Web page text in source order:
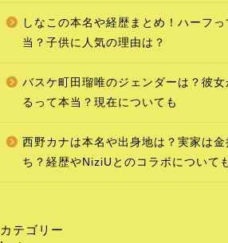
しなこの本名や経歴まとめ！ハーフっ
当？子供に人気の理由は？
バスケ町田瑠唯のジェンダーは？彼女
るって本当？現在についても
西野カナは本名や出身地は？実家は金
ち？経歴やNiziUとのコラボについて
カテゴリー